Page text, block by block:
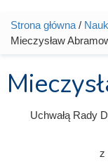
Jesteś tutaj
Strona główna /
Mieczysław
Uchwałą Rady
z